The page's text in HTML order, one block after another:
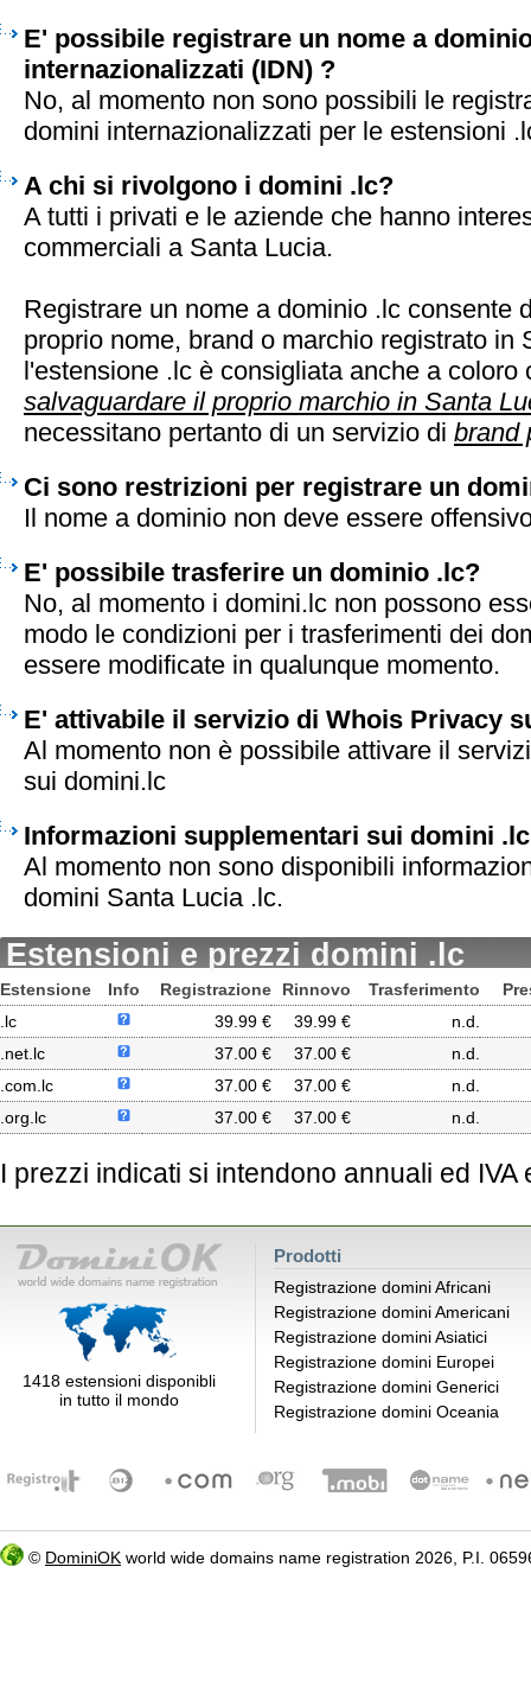
E' possibile registrare un nome a
internazionalizzati (IDN) ?
No, al momento non sono possibili le
domini internazionalizzati per le estensioni
A chi si rivolgono i domini .lc?
A tutti i privati e le aziende che hanno
commerciali a Santa Lucia.
Registrare un nome a dominio .lc consente
proprio nome, brand o marchio registrato in
l'estensione .lc è consigliata anche a coloro
salvaguardare il proprio marchio in Santa
necessitano pertanto di un servizio di brand
Ci sono restrizioni per registrare un
Il nome a dominio non deve essere
E' possibile trasferire un dominio .lc?
No, al momento i domini.lc non possono
modo le condizioni per i trasferimenti dei
essere modificate in qualunque momento.
E' attivabile il servizio di Whois Privacy
Al momento non è possibile attivare il
sui domini.lc
Informazioni supplementari sui domini .lc
Al momento non sono disponibili
domini Santa Lucia .lc.
Estensioni e prezzi domini .lc
Estensione Info Registrazione Rinnovo Trasferimento
.lc
39.99 € 39.99 €
n.d.
.net.lc
37.00 € 37.00 €
n.d.
.com.lc
37.00 € 37.00 €
n.d.
.org.lc
37.00 € 37.00 € n.d.
I prezzi indicati si intendono annuali ed IVA
1418 estensioni disponibli
in tutto il mondo
Prodotti
Registrazione domini Africani
Registrazione domini Americani
Registrazione domini Asiatici
Registrazione domini Europei
Registrazione domini Generici
Registrazione domini Oceania
© DominiOK world wide domains name registration 2026, P.I.